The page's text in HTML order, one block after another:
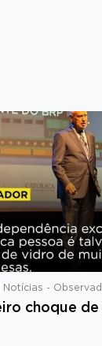
| Notícias -
choque